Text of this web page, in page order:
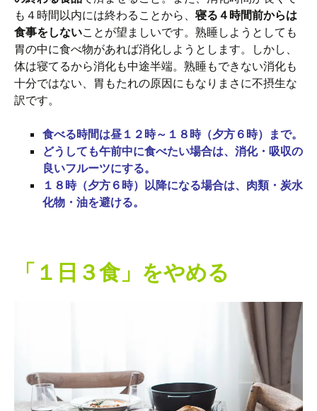
も４時間以内には終わることから、 寝る４時間前からは
食事をしないことが望ましいです。熟睡しようとしても
胃の中に食べ物があれば消化しようとします。しかし、
体は寝てるから消化も中途半端。熟睡もできない消化も
十分ではない、胃もたれの原因にもなりまさに不摂生な
訳です。
食べる時間は昼１２時～１８時（夕方６時）まで。
どうしても午前中に食べたい場合は、消化・吸収の
良いフルーツにする。
１８時（夕方６時）以降になる場合は、肉類・炭水
化物・油を避ける。
「１日３食」をやめる